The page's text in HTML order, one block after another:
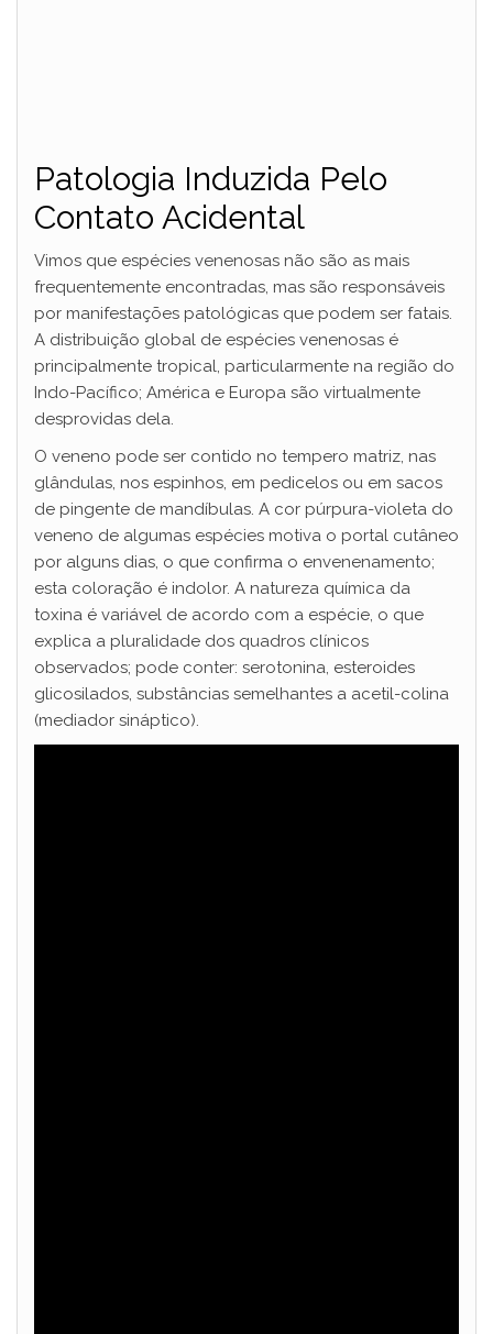
Patologia Induzida Pelo
Contato Acidental
Vimos que espécies venenosas não são as mais
frequentemente encontradas, mas são responsáveis ​​
por manifestações patológicas que podem ser fatais.
A distribuição global de espécies venenosas é
principalmente tropical, particularmente na região do
Indo-Pacífico; América e Europa são virtualmente
desprovidas dela.
O veneno pode ser contido no tempero matriz, nas
glândulas, nos espinhos, em pedicelos ou em sacos
de pingente de mandíbulas. A cor púrpura-violeta do
veneno de algumas espécies motiva o portal cutâneo
por alguns dias, o que confirma o envenenamento;
esta coloração é indolor. A natureza química da
toxina é variável de acordo com a espécie, o que
explica a pluralidade dos quadros clínicos
observados; pode conter: serotonina, esteroides
glicosilados, substâncias semelhantes a acetil-colina
(mediador sináptico).